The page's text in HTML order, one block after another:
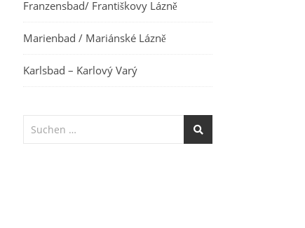
Franzensbad/ Františkovy Lázně
Marienbad / Mariánské Lázně
Karlsbad – Karlový Varý